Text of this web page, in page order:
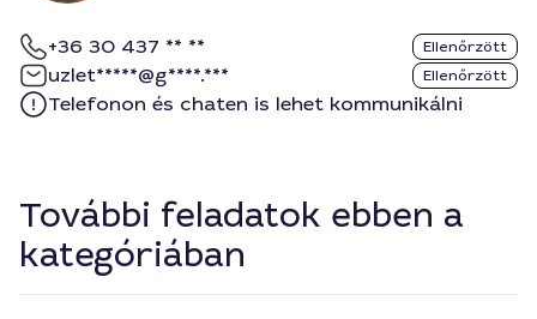
+36 30 437 ** ** Ellenőrzött
uzlet*****@g****.*** Ellenőrzött
Telefonon és chaten is lehet kommunikálni
További feladatok ebben a
kategóriában